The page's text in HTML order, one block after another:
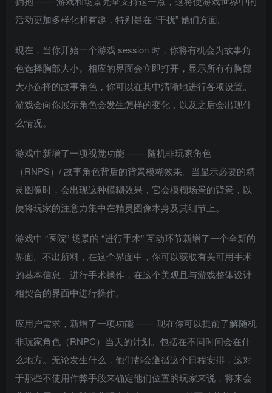
活动更加多样化和有趣，特别是在 “干扰” 她们方面。
现在，当你开始一个游戏 session 时，你将有机会为故事角
色选择胸部大小。相应的界面会立即打开，显示所有有胸部
大小选择的故事角色，你可以在其中清晰地进行各项设置。
游戏会向你展示角色会发生怎样的变化，以及之后会出现什
么情况。
游戏中新增了一项视觉功能 —— 随机非玩家角色
（RNPS）/ 故事角色背后的背景模糊效果。当显示必要的精
灵图像时，会出现这种模糊效果，它会模糊场景的背景，以
便将玩家的注意力集中在精灵图像本身及其细节上。
游戏中 “医院” 场景的 “进行手术” 互动环节新增了一个全新的
界面。不出所料，在这个界面中，你可以获取有关可用手术
的基本信息、进行手术操作，在这个美观且与游戏整体设计
相契合的界面中进行操作。
应用户需求，新增了一项功能 —— 现在你可以提前了解随机
非玩家角色（RNPC）当天的计划。包括在不同时间会在什
么地方。无论发生什么，他们都会遵循这个日程安排，这对
于那些不使用作弊手段来确定他们位置的玩家来说，将来会